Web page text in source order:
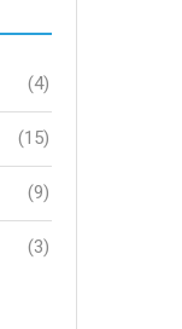
(4)
(15)
(9)
(3)